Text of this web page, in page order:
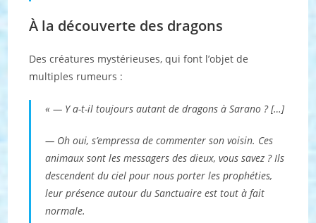
À la découverte des dragons
Des créatures mystérieuses, qui font l’objet de
multiples rumeurs :
« — Y a-t-il toujours autant de dragons à Sarano ? […]
— Oh oui, s’empressa de commenter son voisin. Ces
animaux sont les messagers des dieux, vous savez ? Ils
descendent du ciel pour nous porter les prophéties,
leur présence autour du Sanctuaire est tout à fait
normale.